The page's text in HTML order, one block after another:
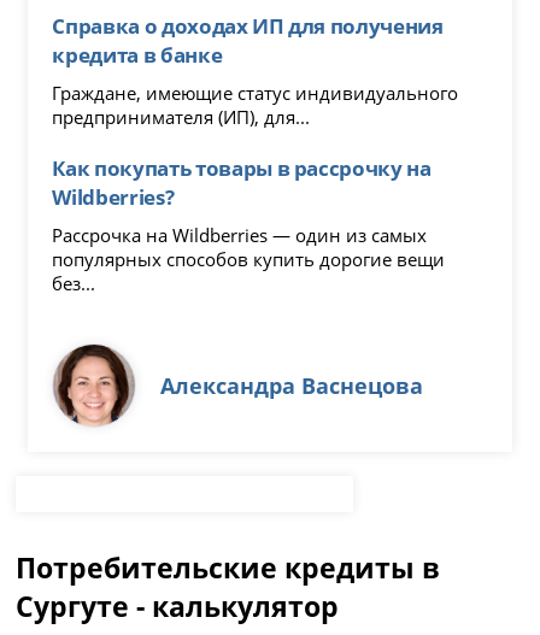
Справка о доходах ИП для получения
кредита в банке
Граждане, имеющие статус индивидуального
предпринимателя (ИП), для...
Как покупать товары в рассрочку на
Wildberries?
Рассрочка на Wildberries — один из самых
популярных способов купить дорогие вещи
без...
Александра Васнецова
Потребительские кредиты в
Сургуте - калькулятор